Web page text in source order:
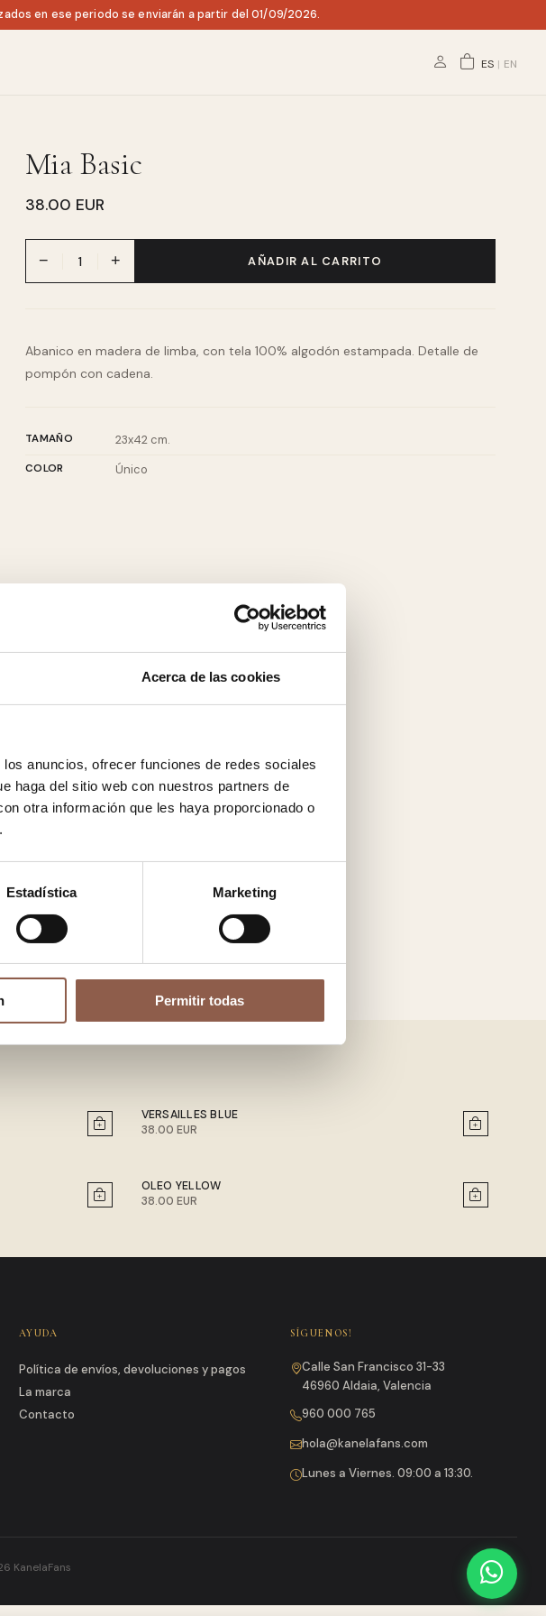
Acerca de las cookies
anuncios, ofrecer funciones de redes sociales
haga del sitio web con nuestros partners de
otra información que les haya proporcionado o
Estadística Marketing
Permitir todas
en ese periodo se enviarán a partir del 01/09/2026.
ES | EN
Mia Basic
38.00 EUR
− + AÑADIR AL CARRITO
Abanico en madera de limba, con tela 100% algodón estampada. Detalle de
pompón con cadena.
TAMAÑO 23x42 cm.
COLOR Único
VERSAILLES BLUE
38.00 EUR
OLEO YELLOW
38.00 EUR
AYUDA
Política de envíos, devoluciones y pagos
La marca
Contacto
SÍGUENOS!
Calle San Francisco 31-33
46960 Aldaia, Valencia
960 000 765
hola@kanelafans.com
Lunes a Viernes. 09:00 a 13:30.
KanelaFans